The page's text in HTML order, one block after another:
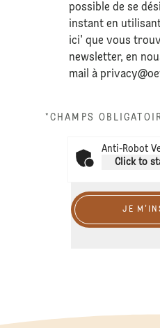
possible de se
instant en
ici' que vous
newsletter, en
mail à
*CHAMPS
Anti-Robot
Click to
JE